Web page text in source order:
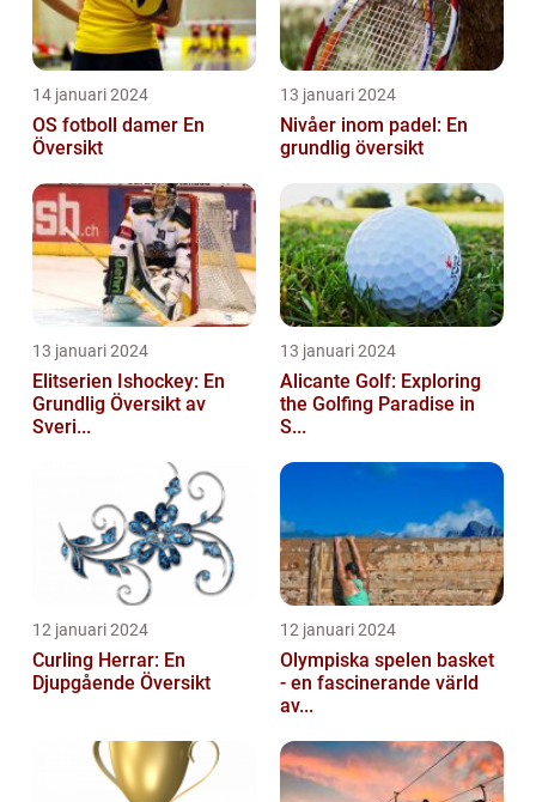
14 januari 2024
OS fotboll damer En
Översikt
13 januari 2024
Nivåer inom padel: En
grundlig översikt
13 januari 2024
Elitserien Ishockey: En
Grundlig Översikt av
Sveri...
13 januari 2024
Alicante Golf: Exploring
the Golfing Paradise in
S...
12 januari 2024
Curling Herrar: En
Djupgående Översikt
12 januari 2024
Olympiska spelen basket
- en fascinerande värld
av...